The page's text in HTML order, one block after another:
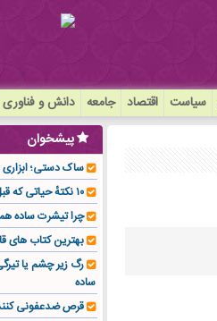
سیاست اقتصاد جامعه دانش و فناوری
پیشخوان
ساک دستی؛ ابزاری
۱۰ نکتهٔ حیاتی که قبل از کاشت ایمپلنت باید بدانید!
چرا تیشرت ساده
بهترین کتاب های
رگ زیر چشم یا
ساده
قرص ضدعفونی